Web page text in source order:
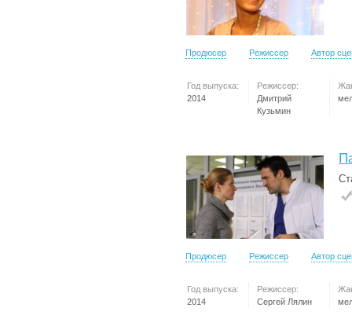
Продюсер Режиссер Автор
Год выпуска:
2014
Режиссер:
Дмитрий
Кузьмин
Продюсер Режиссер Автор
Год выпуска:
2014
Режиссер:
Сергей Лялин